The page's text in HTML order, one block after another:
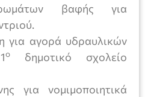
βαφής για
για αγορά υδραυλικών
ο
δημοτικό σχολείο
για νομιμοποιητικά